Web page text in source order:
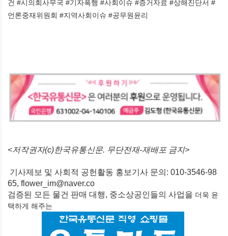
건 #시의회사무국 #기자폭행 #사회이슈 #증거자료 #상해진단서 #
언론중재위원회 #지역사회이슈 #공무원윤리
<저작권자(c)한국유통신문. 무단전재-재배포 금지>
기사제보 및 사회적 공헌활동 홍보기사 문의: 010-3546-98
65, flower_im@naver.co
검증된 모든 물건 판매 대행, 중소상공인들의 사업을 더욱 윤
택하게 해주는